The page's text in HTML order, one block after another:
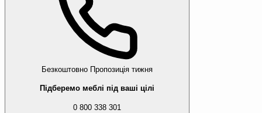
Безкоштовно Пропозиція тижня
Підберемо меблі під ваші цілі
0 800 338 301